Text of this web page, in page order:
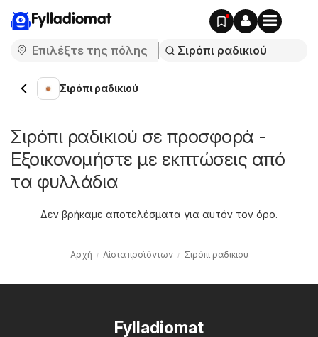
Fylladiomat
Σιρόπι ραδικιού
Σιρόπι ραδικιού σε προσφορά -
Εξοικονομήστε με εκπτώσεις από
τα φυλλάδια
Δεν βρήκαμε αποτελέσματα για αυτόν τον όρο.
Αρχή Λίστα προϊόντων Σιρόπι ραδικιού
Fylladiomat